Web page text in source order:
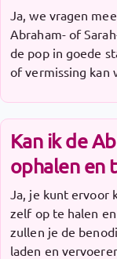
Ja, we vragen
Abraham- of
de pop in goede
of vermissing kan
Kan ik de
ophalen en
Ja, je kunt ervoor
zelf op te halen
zullen je de
laden en